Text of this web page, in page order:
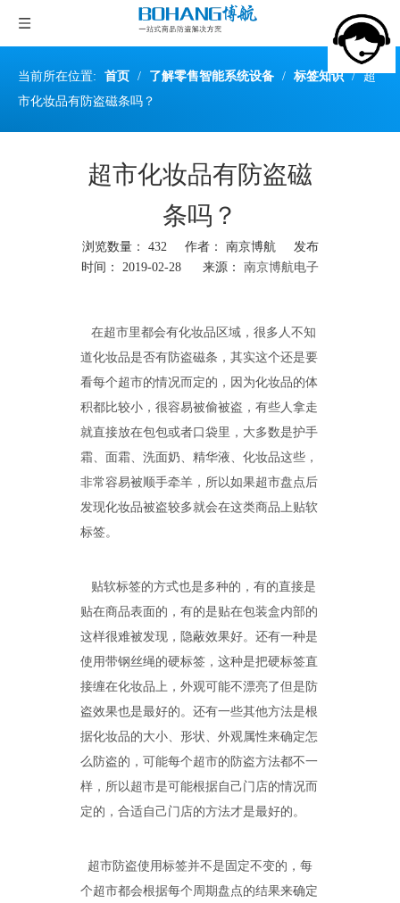
当前所在位置: 首页 / 了解零售智能系统设备 / 标签知识 / 超
市化妆品有防盗磁条吗？
超市化妆品有防盗磁
条吗？
浏览数量： 432作者： 南京博航 发布
时间： 2019-02-28 来源： 南京博航电子
在超市里都会有化妆品区域，很多人不知
道化妆品是否有防盗磁条，其实这个还是要
看每个超市的情况而定的，因为化妆品的体
积都比较小，很容易被偷被盗，有些人拿走
就直接放在包包或者口袋里，大多数是护手
霜、面霜、洗面奶、精华液、化妆品这些，
非常容易被顺手牵羊，所以如果超市盘点后
发现化妆品被盗较多就会在这类商品上贴软
标签。
贴软标签的方式也是多种的，有的直接是
贴在商品表面的，有的是贴在包装盒内部的
这样很难被发现，隐蔽效果好。还有一种是
使用带钢丝绳的硬标签，这种是把硬标签直
接缠在化妆品上，外观可能不漂亮了但是防
盗效果也是最好的。还有一些其他方法是根
据化妆品的大小、形状、外观属性来确定怎
么防盗的，可能每个超市的防盗方法都不一
样，所以超市是可能根据自己门店的情况而
定的，合适自己门店的方法才是最好的。
超市防盗使用标签并不是固定不变的，每
个超市都会根据每个周期盘点的结果来确定
RFID技术驱动的未来服装零售：自助式购物体验白皮书 2025-12-13
科技赋能快乐盛宴，南京博航硬核护航黄子弘凡鸟巢“OPEN WORLD”演唱会
博航RFID智慧解决方案赋能国家体育场（鸟巢） 以科技之力预祝2026年多场演唱会圆满成功
智能防盗标签在服装行业的应用【博航】 2023-01-30
BH9286 射频防盗报警器 BH9686 声磁防盗器